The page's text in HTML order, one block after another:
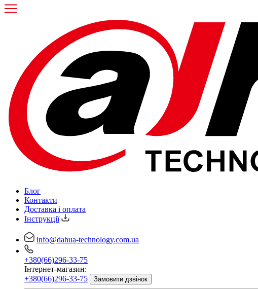
Блог
Контакти
Доставка і оплата
Інструкції
info@dahua-technology.com.ua
+380(66)296-33-75
Інтернет-магазин:
+380(66)296-33-75
Замовити дзвінок